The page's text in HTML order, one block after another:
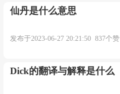
仙丹是什么意思
发布于2023-06-27 20:21:50 837个赞
Dick的翻译与解释是什么